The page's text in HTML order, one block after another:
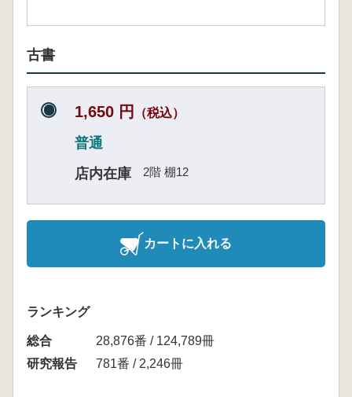
古書
1,650 円 （税込）
普通
店内在庫
2階 棚12
カートに入れる
ランキング
総合
28,876番 / 124,789冊
研究報告
781番 / 2,246冊